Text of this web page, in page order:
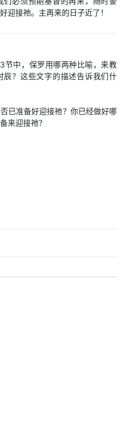
迎接祂。主再来的日子近了！
节中，保罗用哪两种比喻，来教
辰？这些文字的描述告诉我们什
已准备好迎接祂？你已经做好哪
来迎接祂？